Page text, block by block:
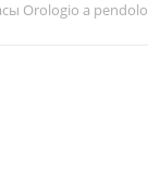
Orologio a pendolo